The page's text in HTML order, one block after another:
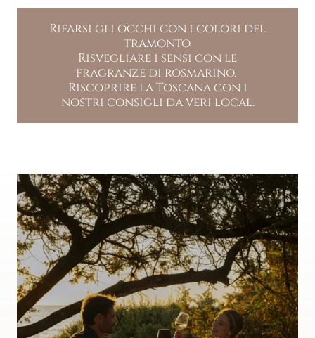
Rifarsi gli occhi con i colori del
tramonto.
Risvegliare i sensi con le
fragranze di rosmarino.
Riscoprire la Toscana con i
nostri consigli da veri local.